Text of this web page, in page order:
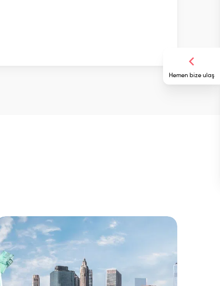
Hemen bize ulaş